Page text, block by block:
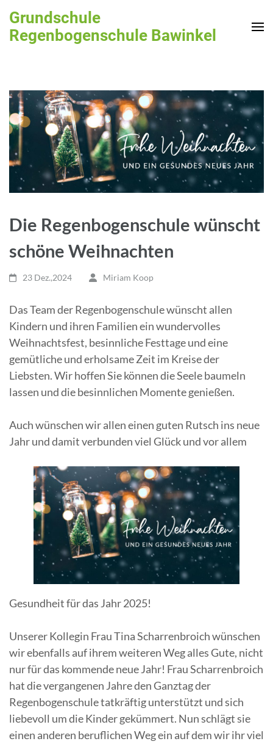
Inhalt
springen
Grundschule
Regenbogenschule Bawinkel
Die Regenbogenschule wünscht
schöne Weihnachten
23 Dez.,2024 Miriam Koop
Das Team der Regenbogenschule wünscht allen
Kindern und ihren Familien ein wundervolles
Weihnachtsfest, besinnliche Festtage und eine
gemütliche und erholsame Zeit im Kreise der
Liebsten. Wir hoffen Sie können die Seele baumeln
lassen und die besinnlichen Momente genießen.
Auch wünschen wir allen einen guten Rutsch ins neue
Jahr und damit verbunden viel Glück und vor allem
Gesundheit für das Jahr 2025!
Unserer Kollegin Frau Tina Scharrenbroich wünschen
wir ebenfalls auf ihrem weiteren Weg alles Gute, nicht
nur für das kommende neue Jahr! Frau Scharrenbroich
hat die vergangenen Jahre den Ganztag der
Regenbogenschule tatkräftig unterstützt und sich
liebevoll um die Kinder gekümmert. Nun schlägt sie
einen anderen beruflichen Weg ein auf dem wir ihr viel